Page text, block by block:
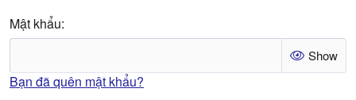
Mật khẩu
Show
Bạn đã quên mật khẩu?